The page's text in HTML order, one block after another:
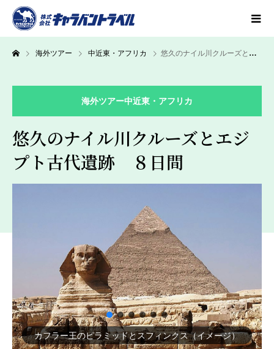
海外ツアー 中近東・アフリカ 悠久のナイル川クルーズとエジプト古代遺跡 ８日間
海外ツアー中近東・アフリカ
悠久のナイル川クルーズとエジ
プト古代遺跡 ８日間
カフラー王のピラミッドとスフィンクス（イメージ）